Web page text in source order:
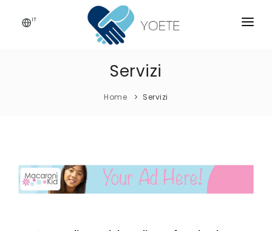
IT
CONTATTI
BLOG
Servizi
Home Servizi